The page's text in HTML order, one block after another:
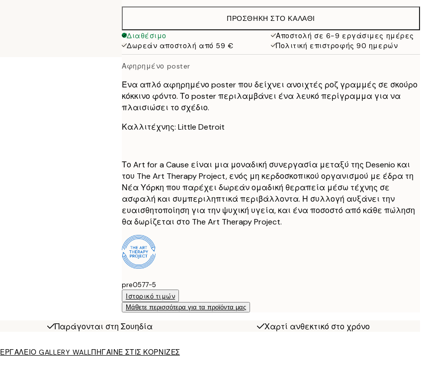
38 €
ΠΡΟΣΘΉΚΗ ΣΤΟ ΚΑΛΆΘΙ
Διαθέσιμο
Αποστολή σε 6-9 εργάσιμες ημέρες
Δωρεάν αποστολή από 59 €
Πολιτική επιστροφής 90 ημερών
Αφηρημένο poster
Ένα απλό αφηρημένο poster που δείχνει ανοιχτές ροζ γραμμές σε σκούρο
κόκκινο φόντο. Το poster περιλαμβάνει ένα λευκό περίγραμμα για να
πλαισιώσει το σχέδιο.
Καλλιτέχνης: Little Detroit
Το Art for a Cause είναι μια μοναδική συνεργασία μεταξύ της Desenio και
του The Art Therapy Project, ενός μη κερδοσκοπικού οργανισμού με έδρα τη
Νέα Υόρκη που παρέχει δωρεάν ομαδική θεραπεία μέσω τέχνης σε
ασφαλή και συμπεριληπτικά περιβάλλοντα. Η συλλογή αυξάνει την
ευαισθητοποίηση για την ψυχική υγεία, και ένα ποσοστό από κάθε πώληση
θα δωρίζεται στο The Art Therapy Project.
pre0577-5
Ιστορικό τιμών
Μάθετε περισσότερα για τα προϊόντα μας
Παράγονται στη Σουηδία Χαρτί ανθεκτικό στο χρόνο
ΕΡΓΑΛΕΙΟ GALLERY WALLΠΗΓΑΙΝΕ ΣΤΙΣ ΚΟΡΝΙΖΕΣ